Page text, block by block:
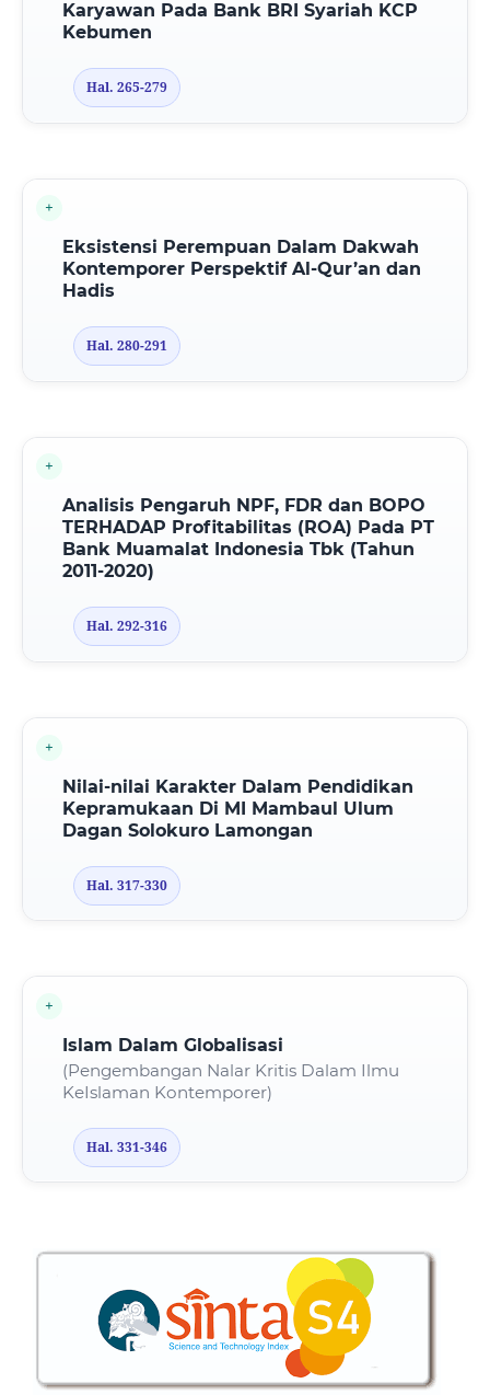
Karyawan Pada Bank BRI Syariah KCP
Kebumen
Hal. 265-279
Eksistensi Perempuan Dalam Dakwah
Kontemporer Perspektif Al-Qur’an dan
Hadis
Hal. 280-291
Analisis Pengaruh NPF, FDR dan BOPO
TERHADAP Profitabilitas (ROA) Pada PT
Bank Muamalat Indonesia Tbk (Tahun
2011-2020)
Hal. 292-316
Nilai-nilai Karakter Dalam Pendidikan
Kepramukaan Di MI Mambaul Ulum
Dagan Solokuro Lamongan
Hal. 317-330
Islam Dalam Globalisasi
(Pengembangan Nalar Kritis Dalam Ilmu
KeIslaman Kontemporer)
Hal. 331-346